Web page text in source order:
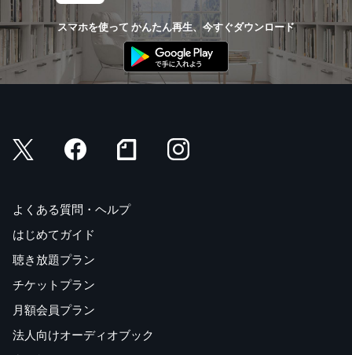
スマホを使って かんたん再生、今すぐダウンロード
よくある質問・ヘルプ
はじめてガイド
聴き放題プラン
チケットプラン
月額会員プラン
法人向けオーディオブック